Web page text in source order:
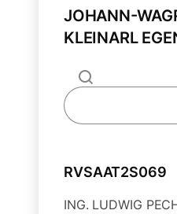
JOHANN-
KLEINARL
RVSAAT2S069
ING. LUDWIG